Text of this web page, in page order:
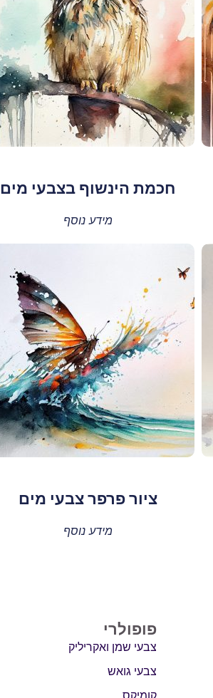
חכמת הינשוף בצבעי מים
מידע נוסף
ציור פרפר צבעי מים
מידע נוסף
פופולרי
צבעי שמן ואקריליק
צבעי גואש